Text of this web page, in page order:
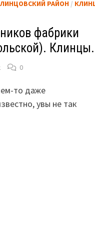
РАЙОН /
фабрики
Клинцы.
0
то даже
увы не так